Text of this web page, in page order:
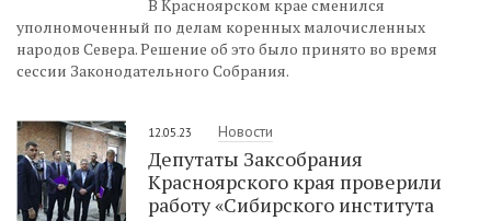
В Красноярском крае сменился
уполномоченный по делам коренных малочисленных
народов Севера. Решение об это было принято во время
сессии Законодательного Собрания.
12.05.23 Новости
Депутаты Заксобрания
Красноярского края проверили
работу «Сибирского института